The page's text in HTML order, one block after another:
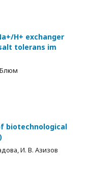
H+ exchanger
tolerans im
Блюм
biotechnological
И. В. Азизов